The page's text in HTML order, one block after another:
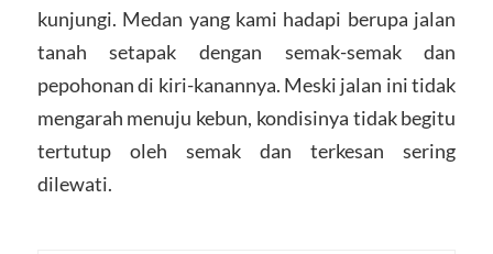
kunjungi. Medan yang kami hadapi berupa jalan
tanah setapak dengan semak-semak dan
pepohonan di kiri-kanannya. Meski jalan ini tidak
mengarah menuju kebun, kondisinya tidak begitu
tertutup oleh semak dan terkesan sering
dilewati.